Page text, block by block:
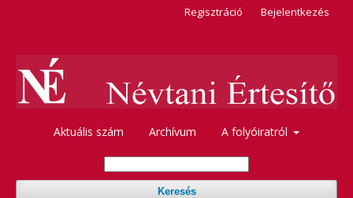
Aktuális szám Archívum A folyóiratról
Keresés
Regisztráció Bejelentkezés